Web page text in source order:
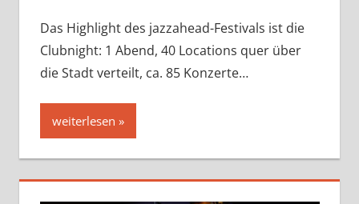
Das Highlight des jazzahead-Festivals ist die
Clubnight: 1 Abend, 40 Locations quer über
die Stadt verteilt, ca. 85 Konzerte…
weiterlesen